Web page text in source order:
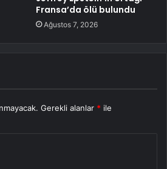
Fransa’da ölü bulundu
Ağustos 7, 2026
Gerekli alanlar * ile